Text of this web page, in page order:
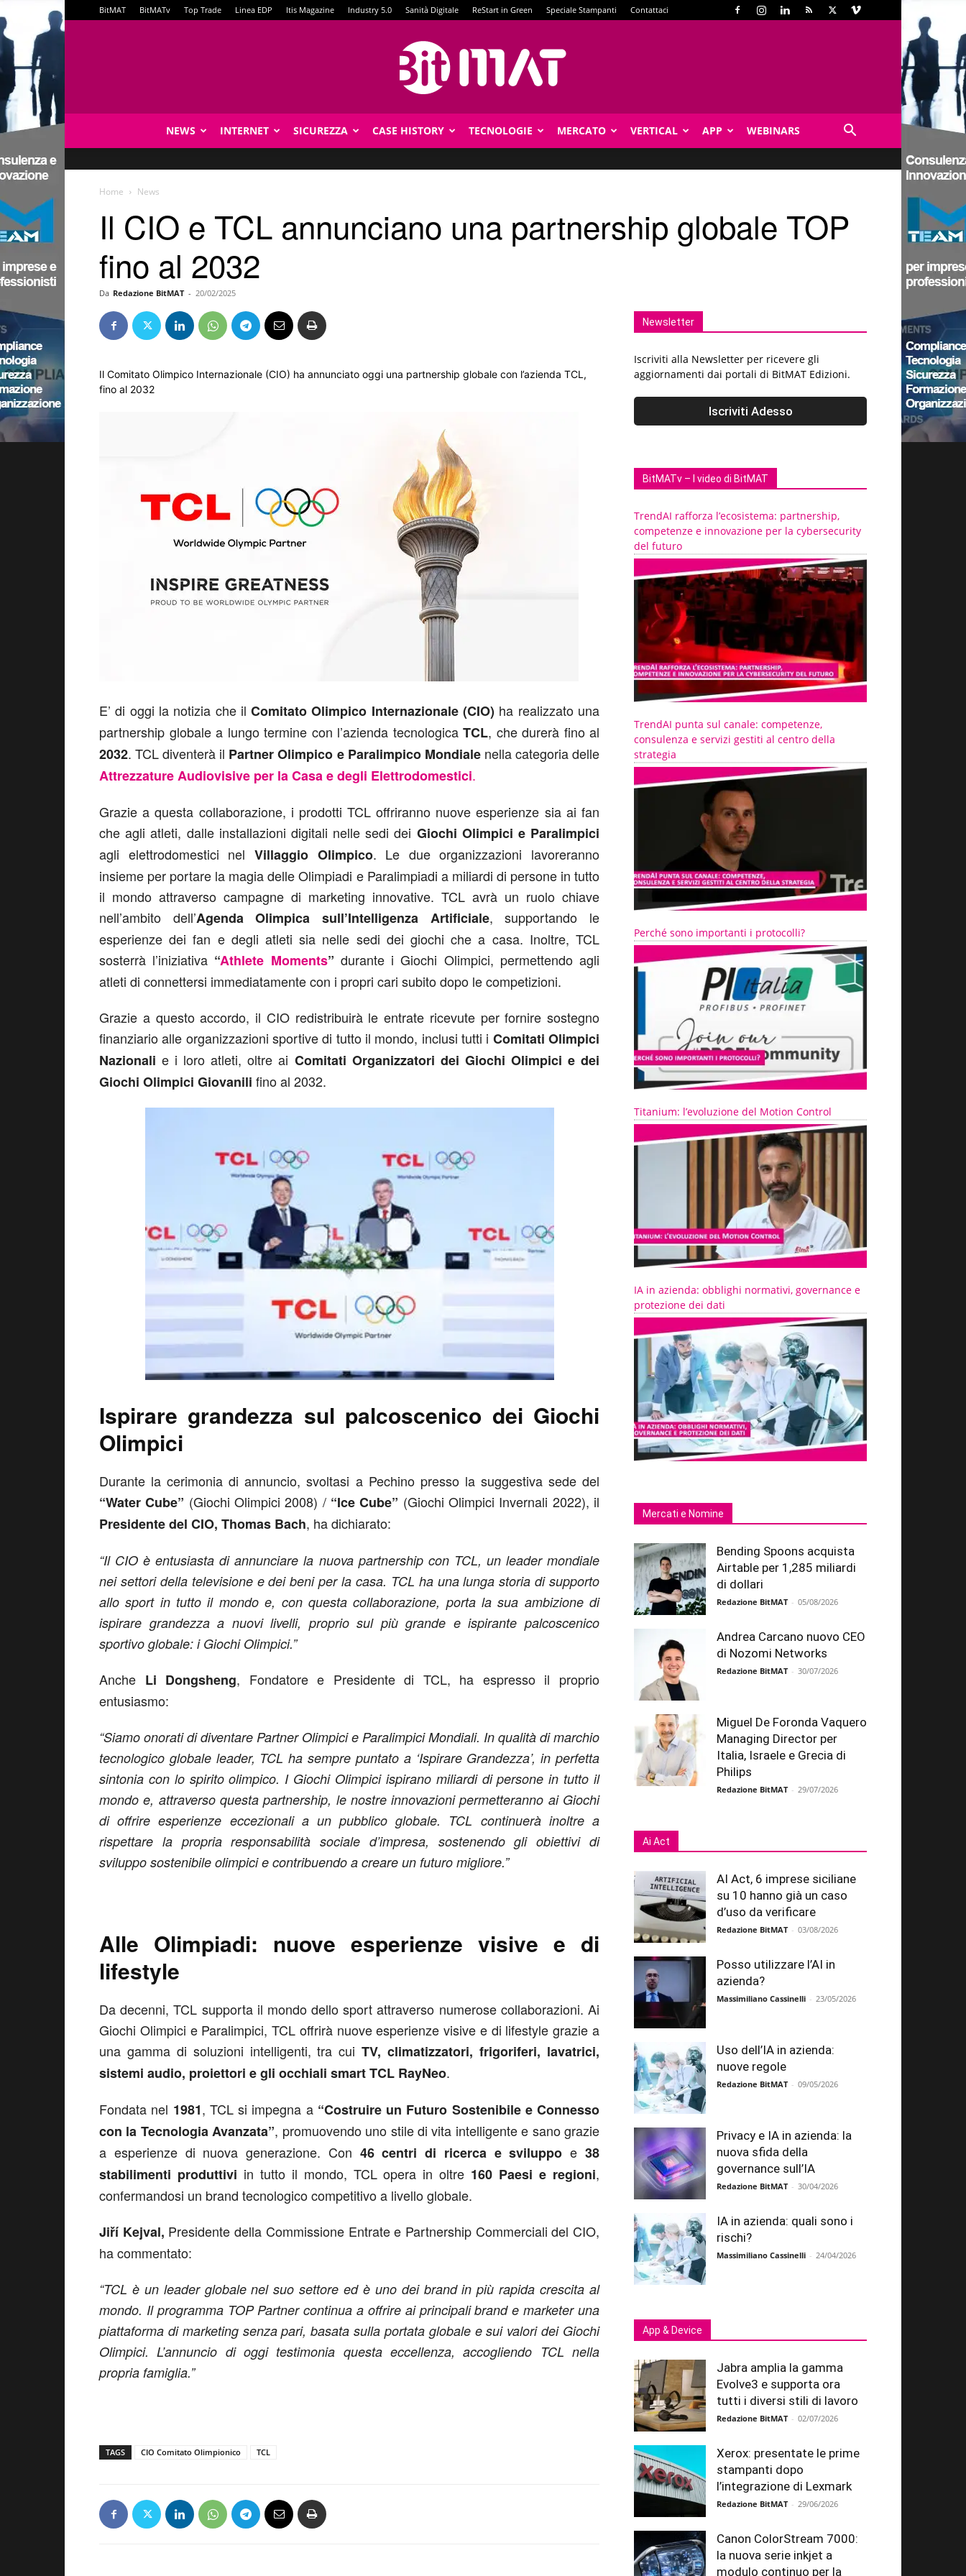
BitMAT BitMATv Top Trade Linea EDP Itis Magazine Industry 5.0 Sanità Digitale ReStart in Green Speciale Stampanti Contattaci
NEWS INTERNET SICUREZZA CASE HISTORY TECNOLOGIE MERCATO VERTICAL APP WEBINARS
Home News
Il CIO e TCL annunciano una partnership globale TOP
fino al 2032
Da Redazione BitMAT - 20/02/2025
Il Comitato Olimpico Internazionale (CIO) ha annunciato oggi una partnership globale con l’azienda TCL,
fino al 2032
E’ di oggi la notizia che ilComitato Olimpico Internazionale (CIO) ha realizzato una
partnership globale a lungo termine con l’azienda tecnologica TCL, che durerà fino al
2032. TCL diventerà il Partner Olimpico e Paralimpico Mondialenella categoria delle
Attrezzature Audiovisive per la Casa e degli Elettrodomestici.
Grazie a questa collaborazione, i prodotti TCL offriranno nuove esperienze sia ai fan
che agli atleti, dalle installazioni digitali nelle sedi dei Giochi Olimpici e Paralimpici
agli elettrodomestici nel Villaggio Olimpico. Le due organizzazioni lavoreranno
insieme per portare la magia delle Olimpiadi e Paralimpiadi a miliardi di persone in tutto
il mondo attraverso campagne di marketing innovative. TCL avrà un ruolo chiave
nell’ambito dell’Agenda Olimpica sull’Intelligenza Artificiale, supportando le
esperienze dei fan e degli atleti sia nelle sedi dei giochi che a casa. Inoltre, TCL
sosterrà l’iniziativa “Athlete Moments” durante i Giochi Olimpici, permettendo agli
atleti di connettersi immediatamente con i propri cari subito dopo le competizioni.
Grazie a questo accordo, il CIO redistribuirà le entrate ricevute per fornire sostegno
finanziario alle organizzazioni sportive di tutto il mondo, inclusi tutti i Comitati Olimpici
Nazionali e i loro atleti, oltre ai Comitati Organizzatori dei Giochi Olimpici e dei
Giochi Olimpici Giovanili fino al 2032.
Ispirare grandezza sul palcoscenico dei Giochi
Olimpici
Durante la cerimonia di annuncio, svoltasi a Pechino presso la suggestiva sede del
“Water Cube” (Giochi Olimpici 2008) / “Ice Cube” (Giochi Olimpici Invernali 2022), il
Presidente del CIO, Thomas Bach, ha dichiarato:
“Il CIO è entusiasta di annunciare la nuova partnership con TCL, un leader mondiale
nei settori della televisione e dei beni per la casa. TCL ha una lunga storia di supporto
allo sport in tutto il mondo e, con questa collaborazione, porta la sua ambizione di
ispirare grandezza a nuovi livelli, proprio sul più grande e ispirante palcoscenico
sportivo globale: i Giochi Olimpici.”
Anche Li Dongsheng, Fondatore e Presidente di TCL, ha espresso il proprio
entusiasmo:
“Siamo onorati di diventare Partner Olimpici e Paralimpici Mondiali. In qualità di marchio
tecnologico globale leader, TCL ha sempre puntato a ‘Ispirare Grandezza’, in perfetta
sintonia con lo spirito olimpico. I Giochi Olimpici ispirano miliardi di persone in tutto il
mondo e, attraverso questa partnership, le nostre innovazioni permetteranno ai Giochi
di offrire esperienze eccezionali a un pubblico globale. TCL continuerà inoltre a
rispettare la propria responsabilità sociale d’impresa, sostenendo gli obiettivi di
sviluppo sostenibile olimpici e contribuendo a creare un futuro migliore.”
Alle Olimpiadi: nuove esperienze visive e di
lifestyle
Da decenni, TCL supporta il mondo dello sport attraverso numerose collaborazioni. Ai
Giochi Olimpici e Paralimpici, TCL offrirà nuove esperienze visive e di lifestyle grazie a
una gamma di soluzioni intelligenti, tra cuiTV, climatizzatori, frigoriferi, lavatrici,
sistemi audio, proiettori e gli occhiali smart TCL RayNeo.
Fondata nel 1981, TCL si impegna a “Costruire un Futuro Sostenibile e Connesso
con la Tecnologia Avanzata”, promuovendo uno stile di vita intelligente e sano grazie
a esperienze di nuova generazione. Con 46 centri di ricerca e sviluppo e38
stabilimenti produttivi in tutto il mondo, TCL opera in oltre 160 Paesi e regioni,
confermandosi un brand tecnologico competitivo a livello globale.
Jiří Kejval, Presidente della Commissione Entrate e Partnership Commerciali del CIO,
ha commentato:
“TCL è un leader globale nel suo settore ed è uno dei brand in più rapida crescita al
mondo. Il programma TOP Partner continua a offrire ai principali brand e marketer una
piattaforma di marketing senza pari, basata sulla portata globale e sui valori dei Giochi
Olimpici. L’annuncio di oggi testimonia questa eccellenza, accogliendo TCL nella
propria famiglia.”
TAGS CIO Comitato Olimpionico TCL
Newsletter
Iscriviti alla Newsletter per ricevere gli
aggiornamenti dai portali di BitMAT Edizioni.
BitMATv – I video di BitMAT
TrendAI rafforza l’ecosistema: partnership,
competenze e innovazione per la cybersecurity
del futuro
TrendAI punta sul canale: competenze,
consulenza e servizi gestiti al centro della
strategia
Perché sono importanti i protocolli?
Titanium: l’evoluzione del Motion Control
IA in azienda: obblighi normativi, governance e
protezione dei dati
Mercati e Nomine
Bending Spoons acquista
Airtable per 1,285 miliardi
di dollari
Redazione BitMAT - 05/08/2026
Andrea Carcano nuovo CEO
di Nozomi Networks
Redazione BitMAT - 30/07/2026
Miguel De Foronda Vaquero
Managing Director per
Italia, Israele e Grecia di
Philips
Redazione BitMAT - 29/07/2026
Ai Act
AI Act, 6 imprese siciliane
su 10 hanno già un caso
d’uso da verificare
Redazione BitMAT - 03/08/2026
Posso utilizzare l’AI in
azienda?
Massimiliano Cassinelli - 23/05/2026
Uso dell’IA in azienda:
nuove regole
Redazione BitMAT - 09/05/2026
Privacy e IA in azienda: la
nuova sfida della
governance sull’IA
Redazione BitMAT - 30/04/2026
IA in azienda: quali sono i
rischi?
Massimiliano Cassinelli - 24/04/2026
App & Device
Jabra amplia la gamma
Evolve3 e supporta ora
tutti i diversi stili di lavoro
Redazione BitMAT - 02/07/2026
Xerox: presentate le prime
stampanti dopo
l’integrazione di Lexmark
Redazione BitMAT - 29/06/2026
Canon ColorStream 7000:
la nuova serie inkjet a
modulo continuo per la